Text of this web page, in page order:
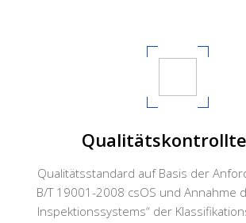
Qualitätsstandard auf Basis der
B/T 19001-2008 csOS und Annahme
Inspektionssystems“ der